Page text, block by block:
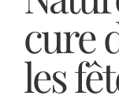
cure
les